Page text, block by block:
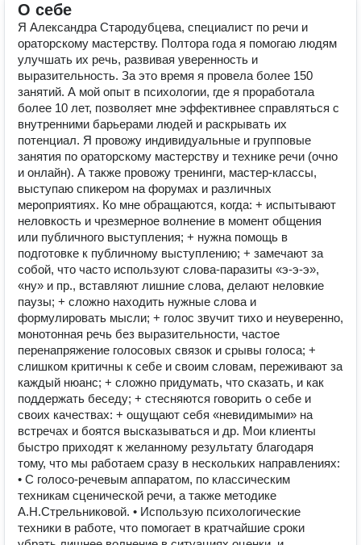
О себе
Я Александра Стародубцева, специалист по речи и
ораторскому мастерству. Полтора года я помогаю людям
улучшать их речь, развивая уверенность и
выразительность. За это время я провела более 150
занятий. А мой опыт в психологии, где я проработала
более 10 лет, позволяет мне эффективнее справляться с
внутренними барьерами людей и раскрывать их
потенциал. Я провожу индивидуальные и групповые
занятия по ораторскому мастерству и технике речи (очно
и онлайн). А также провожу тренинги, мастер-классы,
выступаю спикером на форумах и различных
мероприятиях. Ко мне обращаются, когда: + испытывают
неловкость и чрезмерное волнение в момент общения
или публичного выступления; + нужна помощь в
подготовке к публичному выступлению; + замечают за
собой, что часто используют слова-паразиты «э-э-э»,
«ну» и пр., вставляют лишние слова, делают неловкие
паузы; + сложно находить нужные слова и
формулировать мысли; + голос звучит тихо и неуверенно,
монотонная речь без выразительности, частое
перенапряжение голосовых связок и срывы голоса; +
слишком критичны к себе и своим словам, переживают за
каждый нюанс; + сложно придумать, что сказать, и как
поддержать беседу; + стесняются говорить о себе и
своих качествах: + ощущают себя «невидимыми» на
встречах и боятся высказываться и др. Мои клиенты
быстро приходят к желанному результату благодаря
тому, что мы работаем сразу в нескольких направлениях:
• С голосо-речевым аппаратом, по классическим
техникам сценической речи, а также методике
А.Н.Стрельниковой. • Использую психологические
техники в работе, что помогает в кратчайшие сроки